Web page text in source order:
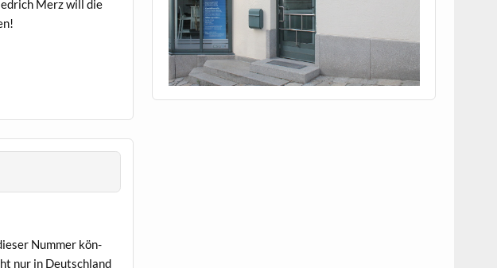
Merz will die
Num­mer kön­
nur in Deutsch­land